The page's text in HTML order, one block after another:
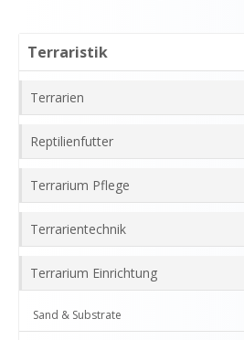
Terraristik
Terrarien
Reptilienfutter
Terrarium Pflege
Terrarientechnik
Terrarium Einrichtung
Sand & Substrate